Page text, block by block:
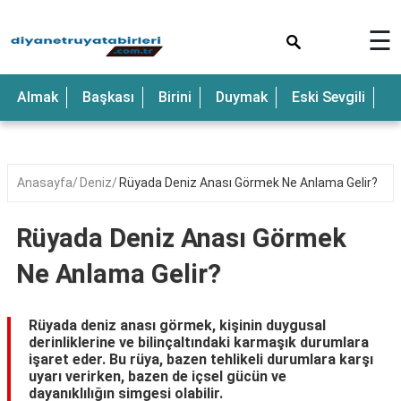
Anne
Bebek
Çocuk
Deniz
Düğün
Erkek
Eski
☰
Almak Başkası Birini Duymak Eski Sevgili
Anasayfa Deniz Rüyada Deniz Anası Görmek Ne Anlama Gelir?
Rüyada Deniz Anası Görmek
Ne Anlama Gelir?
Rüyada deniz anası görmek, kişinin duygusal
derinliklerine ve bilinçaltındaki karmaşık durumlara
işaret eder. Bu rüya, bazen tehlikeli durumlara karşı
uyarı verirken, bazen de içsel gücün ve
dayanıklılığın simgesi olabilir.